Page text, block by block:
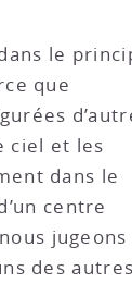
le
que
ciel et les
dans le
centre
jugeons
des autres